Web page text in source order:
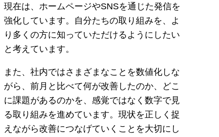
現在は、ホームページやSNSを通じた発信を
強化しています。自分たちの取り組みを、よ
り多くの方に知っていただけるようにしたい
と考えています。
また、社内ではさまざまなことを数値化しな
がら、前月と比べて何が改善したのか、どこ
に課題があるのかを、感覚ではなく数字で見
る取り組みを進めています。現状を正しく捉
えながら改善につなげていくことを大切にし